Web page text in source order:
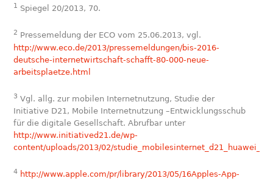
1 Spiegel 20/2013, 70.
2 Pressemeldung der ECO vom 25.06.2013, vgl.
http://www.eco.de/2013/pressemeldungen/bis-2016-
deutsche-internetwirtschaft-schafft-80-000-neue-
arbeitsplaetze.html
3 Vgl. allg. zur mobilen Internetnutzung, Studie der
Initiative D21, Mobile Internetnutzung –Entwicklungsschub
für die digitale Gesellschaft. Abrufbar unter
http://www.initiatived21.de/wp-
content/uploads/2013/02/
4 http://www.apple.com/pr/library/2013/05/16Apples-App-